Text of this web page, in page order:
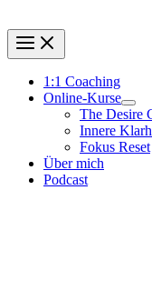
1:1 Coaching
Online-Kurse
The Desire
Innere
Fokus Reset
Über mich
Podcast